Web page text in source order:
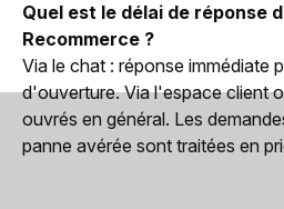
Quel est le délai de réponse
Recommerce ?
Via le chat : réponse immédiate
d'ouverture. Via l'espace client
ouvrés en général. Les
panne avérée sont traitées en